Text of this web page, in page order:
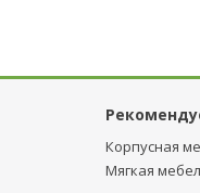
Корпусная
Мягкая